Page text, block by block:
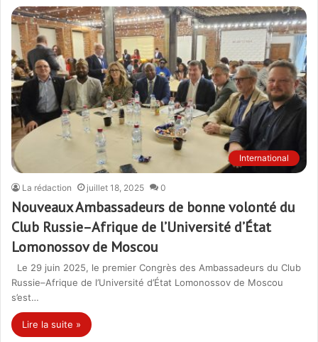
International
La rédaction juillet 18, 2025 0
Nouveaux Ambassadeurs de bonne volonté du
Club Russie–Afrique de l’Université d’État
Lomonossov de Moscou
Le 29 juin 2025, le premier Congrès des Ambassadeurs du Club
Russie–Afrique de l’Université d’État Lomonossov de Moscou
s’est…
Lire la suite »